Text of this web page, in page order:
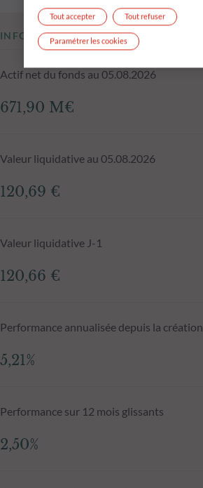
INFORMATIONS CLÉS
Actif net du fonds au 05.08.2026
671,90 M€
Valeur liquidative au 05.08.2026
120,69 €
Valeur liquidative J-1
120,66 €
Performance annualisée depuis la création
5,21%
Performance sur 12 mois glissants
2,50%
Tout refuser
Tout accepter
Paramétrer les cookies